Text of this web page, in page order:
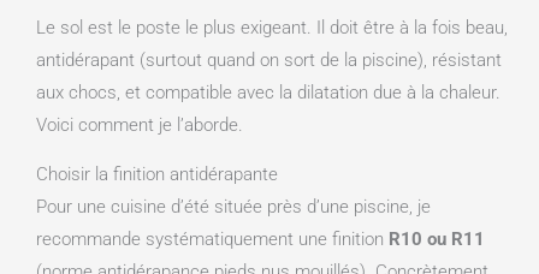
Le sol est le poste le plus exigeant. Il doit être à la fois beau,
antidérapant (surtout quand on sort de la piscine), résistant
aux chocs, et compatible avec la dilatation due à la chaleur.
Voici comment je l’aborde.
Choisir la finition antidérapante
Pour une cuisine d’été située près d’une piscine, je
recommande systématiquement une finition R10 ou R11